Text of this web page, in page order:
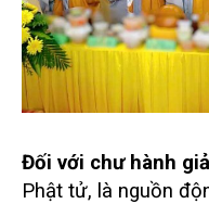
Đối với chư hành
Phật tử, là nguồn